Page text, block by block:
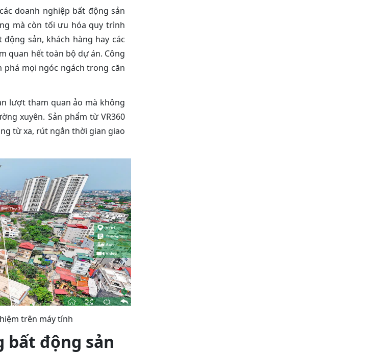
doanh nghiệp bất động sản
mà còn tối ưu hóa quy trình
sản, khách hàng hay các
quan hết toàn bộ dự án. Công
phá mọi ngóc ngách trong căn
lượt tham quan ảo mà không
xuyên. Sản phẩm từ VR360
từ xa, rút ngắn thời gian giao
trên máy tính
bất động sản